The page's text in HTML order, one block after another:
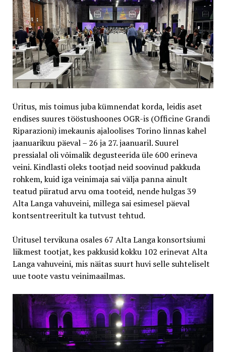
Üritus, mis toimus juba kümnendat korda, leidis aset
endises suures tööstushoones OGR-is (Officine Grandi
Riparazioni) imekaunis ajaloolises Torino linnas kahel
jaanuarikuu päeval – 26 ja 27. jaanuaril. Suurel
pressialal oli võimalik degusteerida üle 600 erineva
veini. Kindlasti oleks tootjad neid soovinud pakkuda
rohkem, kuid iga veinimaja sai välja panna ainult
teatud piiratud arvu oma tooteid, nende hulgas 39
Alta Langa vahuveini, millega sai esimesel päeval
kontsentreeritult ka tutvust tehtud.
Üritusel tervikuna osales 67 Alta Langa konsortsiumi
liikmest tootjat, kes pakkusid kokku 102 erinevat Alta
Langa vahuveini, mis näitas suurt huvi selle suhteliselt
uue toote vastu veinimaailmas.